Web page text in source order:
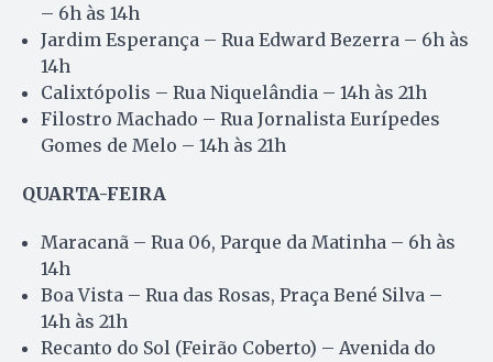
– 6h às 14h
Jardim Esperança – Rua Edward Bezerra – 6h às
14h
Calixtópolis – Rua Niquelândia – 14h às 21h
Filostro Machado – Rua Jornalista Eurípedes
Gomes de Melo – 14h às 21h
QUARTA-FEIRA
Maracanã – Rua 06, Parque da Matinha – 6h às
14h
Boa Vista – Rua das Rosas, Praça Bené Silva –
14h às 21h
Recanto do Sol (Feirão Coberto) – Avenida do